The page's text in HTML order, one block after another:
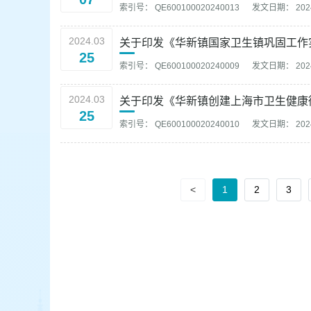
索引号： QE600100020240013 发文日期：
2024.03
25
关于印发《华新镇国家卫生镇巩固工
索引号： QE600100020240009 发文日期：
2024.03
25
关于印发《华新镇创建上海市卫生健
索引号： QE600100020240010 发文日期：
< 1 2 3